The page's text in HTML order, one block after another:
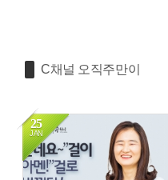
C채널 오직주만이
25
JAN
1945